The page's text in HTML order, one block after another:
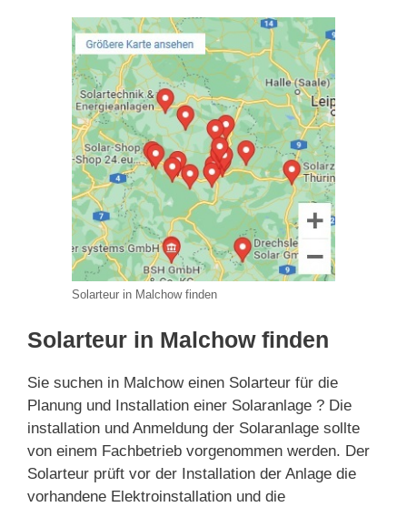
Solarteur in Malchow finden
Solarteur in Malchow finden
Sie suchen in Malchow einen Solarteur für die
Planung und Installation einer Solaranlage ? Die
installation und Anmeldung der Solaranlage sollte
von einem Fachbetrieb vorgenommen werden. Der
Solarteur prüft vor der Installation der Anlage die
vorhandene Elektroinstallation und die